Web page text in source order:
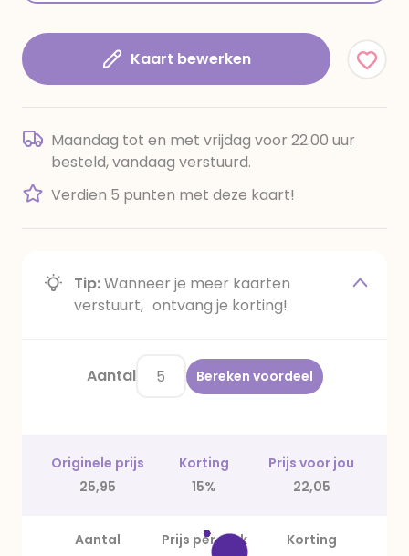
Kaart bewerken
Maandag tot en met vrijdag voor 22.00 uur
besteld, vandaag verstuurd.
Verdien 5 punten met deze kaart!
Tip:Wanneer je meer kaarten
verstuurt, ontvang je korting!
Aantal Bereken voordeel
Originele prijs Korting
Prijs voor jou
25,95
15% 22,05
Aantal Prijs per stuk
Korting